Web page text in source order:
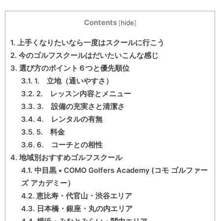
Contents [hide]
1. 上手くなりたいなら一度はスクールに行こう
2. 今のゴルフスクールはだいたいこんな感じ
3. 選び方のポイント６つと優先順位
3.1. 1. 立地（通いやすさ）
3.2. 2. レッスン内容とメニュー
3.3. 3. 設備の充実さと清潔さ
3.4. 4. レンタルの有無
3.5. 5. 料金
3.6. 6. コーチとの相性
4. 地域別おすすめゴルフスクール
4.1. 中目黒 ▪ COMO Golfers Academy (コモ ゴルファー
ズ アカデミー）
4.2. 恵比寿・代官山・渋谷エリア
4.3. 日本橋・銀座・丸の内エリア